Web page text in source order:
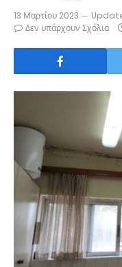
13 Μαρτίου 2023
Δεν υπάρχουν Σχόλια